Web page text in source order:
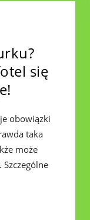
się
obowiązki
taka
może